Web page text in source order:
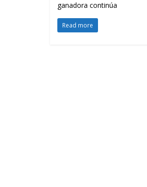
ganadora continúa
Read more